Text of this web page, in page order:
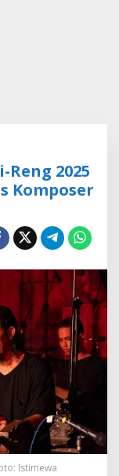
2025
Komposer
Istimewa